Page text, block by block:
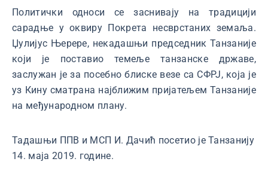
Политички односи се заснивају на традицији
сарадње у оквиру Покрета несврстаних земаља.
Џулијус Њерере, некадашњи председник Танзаније
који је поставио темеље танзанске државе,
заслужан је за посебно блиске везе са СФРЈ, која је
уз Кину сматрана најближим пријатељем Танзаније
на међународном плану.
Тадашњи ППВ и МСП И. Дачић посетио је Танзанију
14. маја 2019. године.